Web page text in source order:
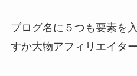
ブログ名に５つも要素を
すか大物アフィリエイター